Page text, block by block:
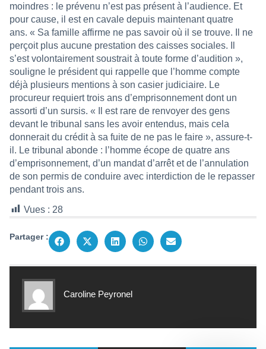
moindres : le prévenu n’est pas présent à l’audience. Et
pour cause, il est en cavale depuis maintenant quatre
ans. « Sa famille affirme ne pas savoir où il se trouve. Il ne
perçoit plus aucune prestation des caisses sociales. Il
s’est volontairement soustrait à toute forme d’audition »,
souligne le président qui rappelle que l’homme compte
déjà plusieurs mentions à son casier judiciaire. Le
procureur requiert trois ans d’emprisonnement dont un
assorti d’un sursis. « Il est rare de renvoyer des gens
devant le tribunal sans les avoir entendus, mais cela
donnerait du crédit à sa fuite de ne pas le faire », assure-t-
il. Le tribunal abonde : l’homme écope de quatre ans
d’emprisonnement, d’un mandat d’arrêt et de l’annulation
de son permis de conduire avec interdiction de le repasser
pendant trois ans.
Vues : 28
Partager :
Caroline Peyronel